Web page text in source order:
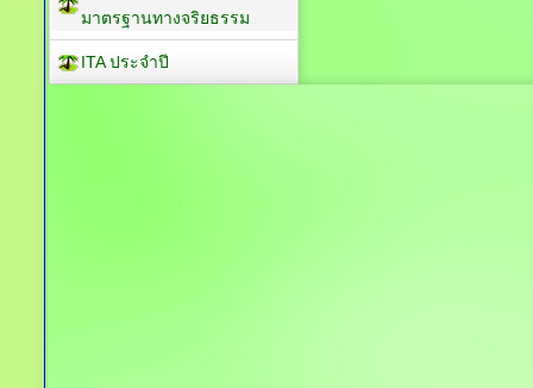
มาตรฐานทางจริยธรรม
ITA ประจำปี